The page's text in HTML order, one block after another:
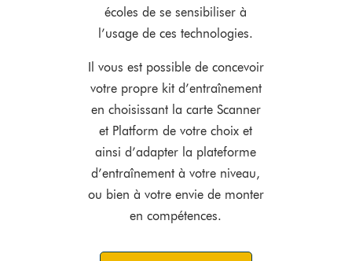
écoles de se sensibiliser à
l’usage de ces technologies.
Il vous est possible de concevoir
votre propre kit d’entraînement
en choisissant la carte Scanner
et Platform de votre choix et
ainsi d’adapter la plateforme
d’entraînement à votre niveau,
ou bien à votre envie de monter
en compétences.